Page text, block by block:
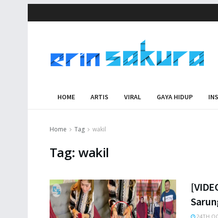
HOME ARTIS VIRAL GAYA HIDUP
Home Tag wakil
Tag:wakil
24TH